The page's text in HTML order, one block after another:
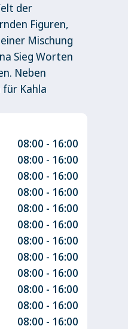
der
Figuren,
Mischung
Sieg Worten
Neben
für Kahla
08:00 - 16:00
08:00 - 16:00
08:00 - 16:00
08:00 - 16:00
08:00 - 16:00
08:00 - 16:00
08:00 - 16:00
08:00 - 16:00
08:00 - 16:00
08:00 - 16:00
08:00 - 16:00
08:00 - 16:00